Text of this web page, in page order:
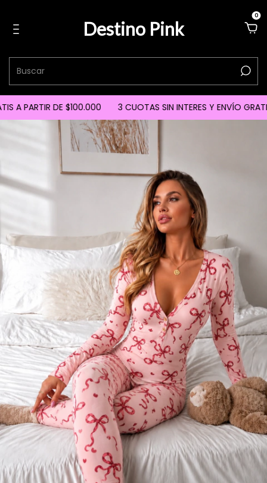
Destino Pink
0
A PARTIR DE $100.000 3 CUOTAS SIN INTERES Y ENVÍO